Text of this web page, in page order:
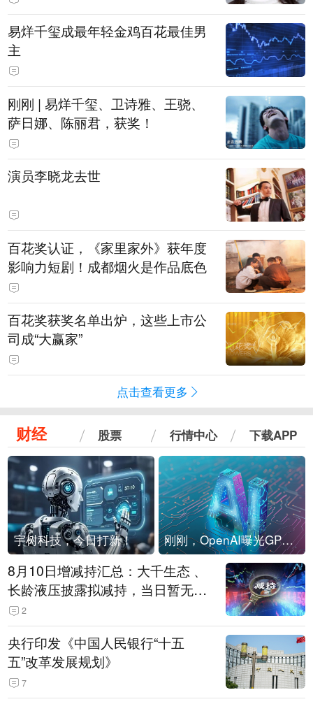
易烊千玺成最年轻金鸡百花最佳男
主
刚刚 | 易烊千玺、卫诗雅、王骁、
萨日娜、陈丽君，获奖！
演员李晓龙去世
百花奖认证，《家里家外》获年度
影响力短剧！成都烟火是作品底色
百花奖获奖名单出炉，这些上市公
司成“大赢家”
点击查看更多
财经 股票 行情中心 下载APP
宇树科技，今日打新！ 刚刚，OpenAI曝光GPT-6！传10万亿参数，8月强行发布
8月10日增减持汇总：大千生态 、
长龄液压披露拟减持，当日暂无A
股增持（表）
2
央行印发《中国人民银行“十五
五”改革发展规划》
7